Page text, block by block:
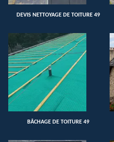
DEVIS NETTOYAGE DE TOITURE 49
BÂCHAGE DE TOITURE 49